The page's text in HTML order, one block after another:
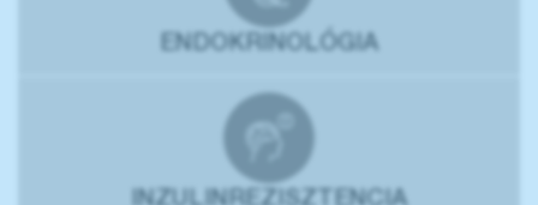
ENDOKRINOLÓGIA